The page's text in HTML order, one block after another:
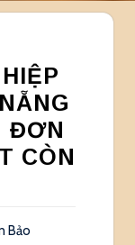
ĐƠN
CÒN
Bảo